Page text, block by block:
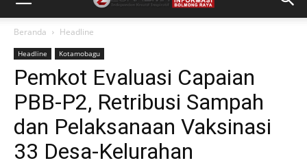
Beranda Headline
Headline Kotamobagu
Pemkot Evaluasi Capaian
PBB-P2, Retribusi Sampah
dan Pelaksanaan Vaksinasi
33 Desa-Kelurahan